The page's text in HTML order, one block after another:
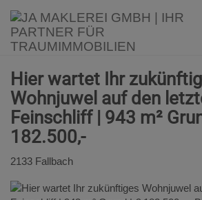
Hier wartet Ihr
Wohnjuwel auf den
Feinschliff | 943 m²
182.500,-
2133 Fallbach